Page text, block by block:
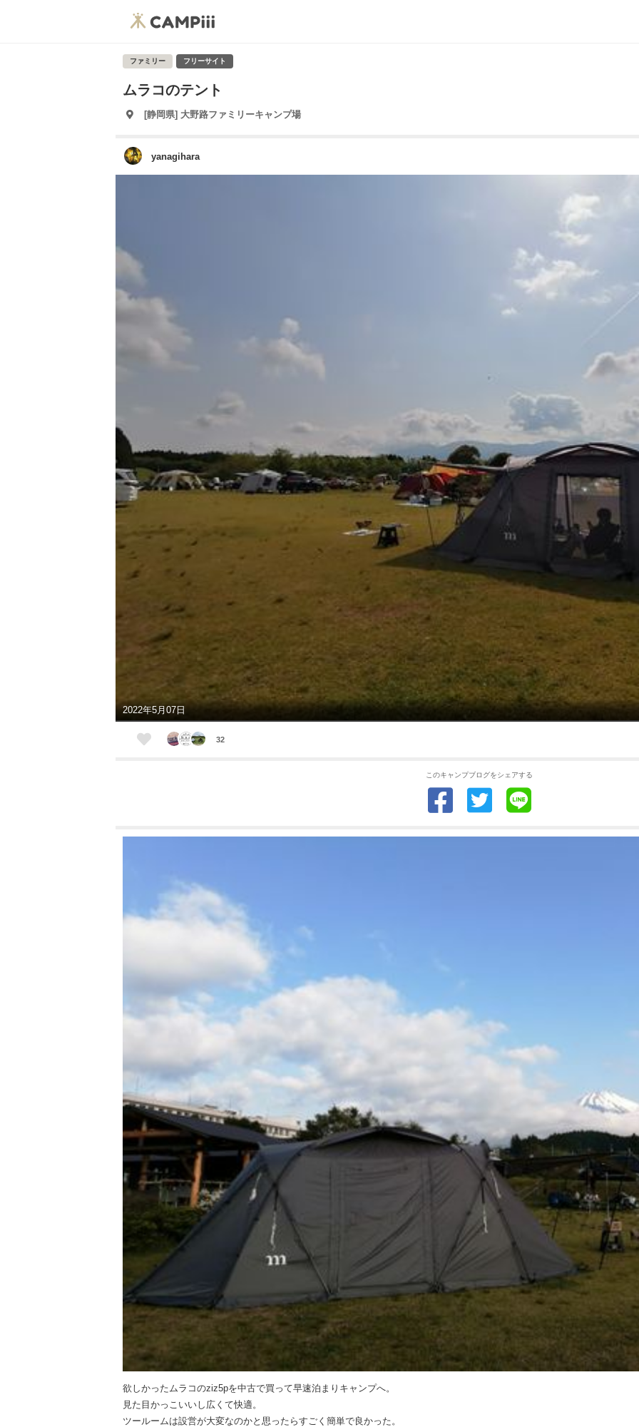
ファミリー フリーサイト
ムラコのテント
[静岡県] 大野路ファミリーキャンプ場
yanagihara
2022年5月07日
32
このキャンプブログをシェアする
欲しかったムラコのziz5pを中古で買って早速泊まりキャンプへ。
見た目かっこいいし広くて快適。
ツールームは設営が大変なのかと思ったらすごく簡単で良かった。